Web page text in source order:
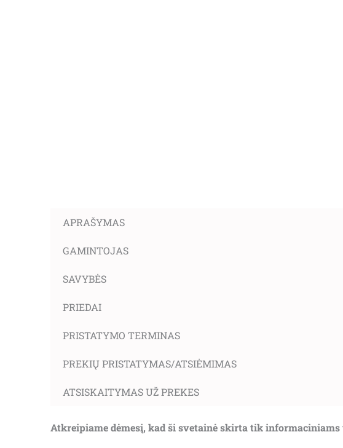
APRAŠYMAS
GAMINTOJAS
SAVYBĖS
PRIEDAI
PRISTATYMO TERMINAS
PREKIŲ PRISTATYMAS/ATSIĖMIMAS
ATSISKAITYMAS UŽ PREKES
Atkreipiame dėmesį, kad ši svetainė skirta tik